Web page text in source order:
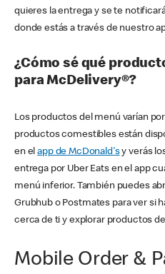
quieres la entrega y se te
donde estás a través de nuestro
¿Cómo sé qué
para McDelivery®?
Los productos del menú varían
productos comestibles están
en elapp de McDonald'sy verás
entrega por Uber Eats en el app
menú inferior. También puedes
Grubhub o Postmates para ver si
cerca de ti y explorar productos
Mobile Order &